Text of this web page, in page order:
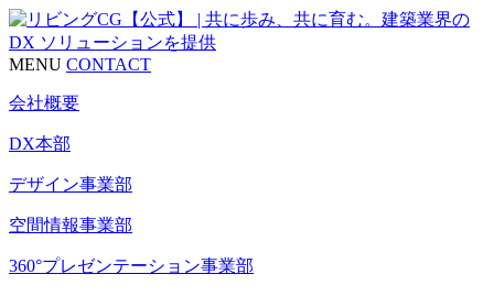
MENU CONTACT
会社概要
DX本部
デザイン事業部
空間情報事業部
360°プレゼンテーション事業部